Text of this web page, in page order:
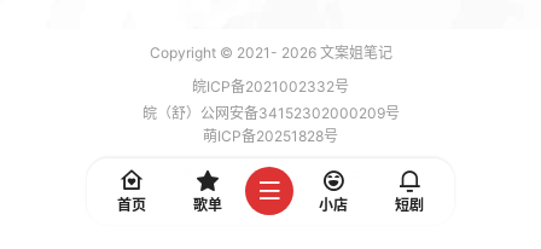
Copyright © 2021- 2026文案姐笔记
皖ICP备2021002332号
皖（舒）公网安备34152302000209号
萌ICP备20251828号
加载 7 能，功耗 0.1754 焦耳
首页
歌单 小店 短剧